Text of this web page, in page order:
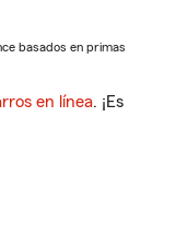
basados en primas
en línea. ¡Es